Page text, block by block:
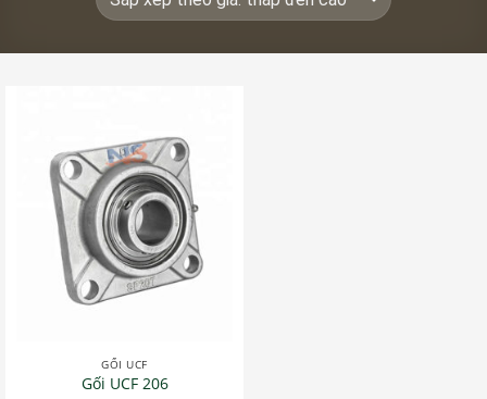
GỐI UCF
Gối UCF 206